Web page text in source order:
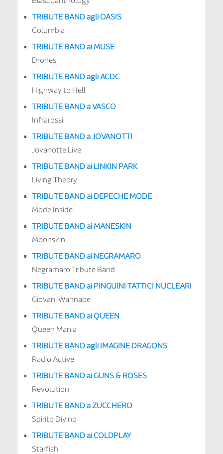
TRIBUTE BAND agli OASIS
Columbia
TRIBUTE BAND ai MUSE
Drones
TRIBUTE BAND agli ACDC
Highway to Hell
TRIBUTE BAND a VASCO
Infrarossi
TRIBUTE BAND a JOVANOTTI
Jovanotte Live
TRIBUTE BAND ai LINKIN PARK
Living Theory
TRIBUTE BAND ai DEPECHE MODE
Mode Inside
TRIBUTE BAND ai MANESKIN
Moonskin
TRIBUTE BAND ai NEGRAMARO
Negramaro Tribute Band
TRIBUTE BAND ai PINGUINI TATTICI NUCLEARI
Giovani Wannabe
TRIBUTE BAND ai QUEEN
Queen Mania
TRIBUTE BAND agli IMAGINE DRAGONS
Radio Active
TRIBUTE BAND ai GUNS & ROSES
Revolution
TRIBUTE BAND a ZUCCHERO
Spirito Divino
TRIBUTE BAND ai COLDPLAY
Starfish